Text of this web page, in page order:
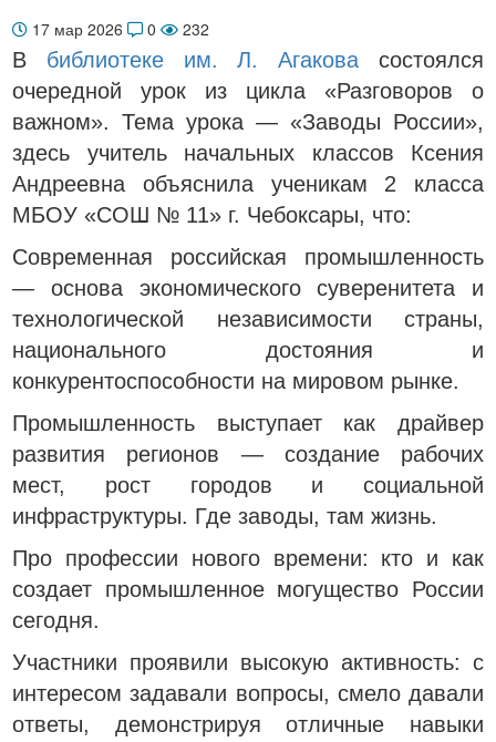
17 мар 2026 0 232
В библиотеке им. Л. Агакова состоялся
очередной урок из цикла «Разговоров о
важном». Тема урока — «Заводы России»,
здесь учитель начальных классов Ксения
Андреевна объяснила ученикам 2 класса
МБОУ «СОШ № 11» г. Чебоксары, что:
Современная российская промышленность
— основа экономического суверенитета и
технологической независимости страны,
национального достояния и
конкурентоспособности на мировом рынке.
Промышленность выступает как драйвер
развития регионов — создание рабочих
мест, рост городов и социальной
инфраструктуры. Где заводы, там жизнь.
Про профессии нового времени: кто и как
создает промышленное могущество России
сегодня.
Участники проявили высокую активность: с
интересом задавали вопросы, смело давали
ответы, демонстрируя отличные навыки